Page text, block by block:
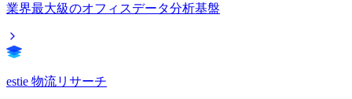
業界最大級のオフィスデータ分析基盤
estie 物流リサーチ